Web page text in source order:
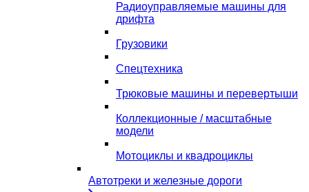
Радиоуправляемые машины для
дрифта
Грузовики
Спецтехника
Трюковые машины и перевертыши
Коллекционные / масштабные
модели
Мотоциклы и квадроциклы
Автотреки и железные дороги